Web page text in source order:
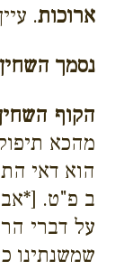
ארוכות.
נסמך
הקוף
מהכא
הוא דאי
ב פ"ט.
על דברי
שמשנתינו